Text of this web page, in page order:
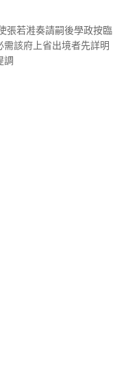
張若溎奏請嗣後學政按臨
該府上省出境者先詳明
調